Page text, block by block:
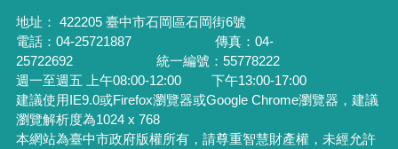
地址： 422205 臺中市石岡區石岡街6號
電話：04-25721887 傳真：04-
25722692 統一編號：55778222
週一至週五 上午08:00-12:00 下午13:00-17:00
建議使用IE9.0或Firefox瀏覽器或Google Chrome瀏覽器，建議
瀏覽解析度為1024 x 768
本網站為臺中市政府版權所有，請尊重智慧財產權，未經允許